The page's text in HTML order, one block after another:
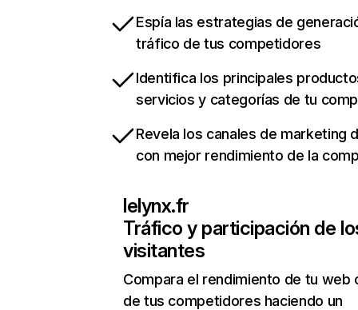
Espía las estrategias de
tráfico de tus competidores
Identifica los principales
servicios y categorías de tu
Revela los canales de marketing
con mejor rendimiento de la
lelynx.fr
Tráfico y participación de
visitantes
Compara el rendimiento de tu web
de tus competidores haciendo un